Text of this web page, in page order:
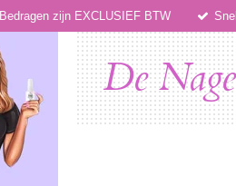
Bedragen zijn EXCLUSIEF BTW
De